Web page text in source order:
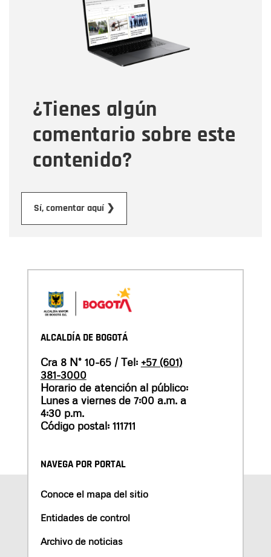
¿Tienes algún
comentario sobre este
contenido?
Sí, comentar aquí ❯
Correo electrónico
Tipo de comentario
Mensaje
ALCALDÍA DE BOGOTÁ
Cra 8 N° 10-65 / Tel: +57 (601)
381-3000
Horario de atención al público:
Lunes a viernes de 7:00 a.m. a
4:30 p.m.
Código postal: 111711
NAVEGA POR PORTAL
Conoce el mapa del sitio
Entidades de control
Archivo de noticias